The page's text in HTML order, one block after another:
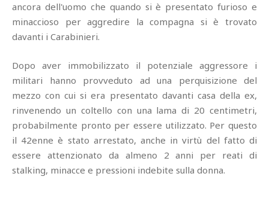
ancora dell'uomo che quando si è presentato furioso e
minaccioso per aggredire la compagna si è trovato
davanti i Carabinieri.
Dopo aver immobilizzato il potenziale aggressore i
militari hanno provveduto ad una perquisizione del
mezzo con cui si era presentato davanti casa della ex,
rinvenendo un coltello con una lama di 20 centimetri,
probabilmente pronto per essere utilizzato. Per questo
il 42enne è stato arrestato, anche in virtù del fatto di
essere attenzionato da almeno 2 anni per reati di
stalking, minacce e pressioni indebite sulla donna.